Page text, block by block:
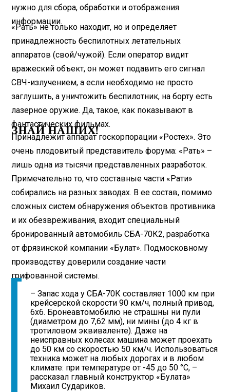
нужно для сбора, обработки и отображения
информации.
«Рать» не только находит, но и определяет
принадлежность беспилотных летательных
аппаратов (свой/чужой). Если оператор видит
вражеский объект, он может подавить его сигнал
СВЧ-излучением, а если необходимо не просто
заглушить, а уничтожить беспилотник, на борту есть
лазерное оружие. Да, такое, как показывают в
фантастических фильмах.
ЗНАЙ НАШИХ!
Принадлежит аппарат госкорпорации «Ростех». Это
очень плодовитый представитель форума: «Рать» –
лишь одна из тысячи представленных разработок.
Примечательно то, что составные части «Рати»
собирались на разных заводах. В ее состав, помимо
сложных систем обнаружения объектов противника
и их обезвреживания, входит специальный
бронированный автомобиль СБА-70К2, разработка
от фрязинской компании «Булат». Подмосковному
производству доверили создание части
грифованной системы.
– Запас хода у СБА-70К составляет 1000 км при
крейсерской скорости 90 км/ч, полный привод,
6х6. Бронеавтомобилю не страшны ни пули
(диаметром до 7,62 мм), ни мины (до 4 кг в
тротиловом эквиваленте). Даже на
неисправных колесах машина может проехать
до 50 км со скоростью 50 км/ч. Использоваться
техника может на любых дорогах и в любом
климате: при температуре от -45 до 50 °С, –
рассказал главный конструктор «Булата»
Михаил Судариков.